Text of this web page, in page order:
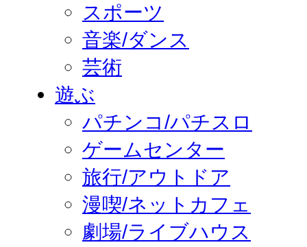
スポーツ
音楽/ダンス
芸術
遊ぶ
パチンコ/パチスロ
ゲームセンター
旅行/アウトドア
漫喫/ネットカフェ
劇場/ライブハウス